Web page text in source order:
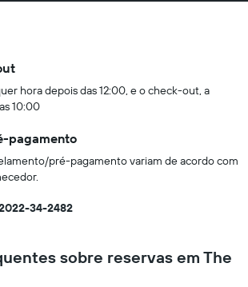
hora depois das 12:00, e o check-out, a
10:00
pagamento
pré-pagamento variam de acordo com
34-2482
sobre reservas em The